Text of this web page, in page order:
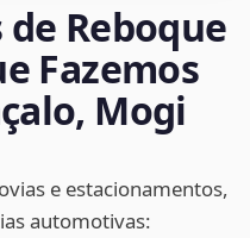
Reboque
Fazemos
Mogi
e estacionamentos,
automotivas: